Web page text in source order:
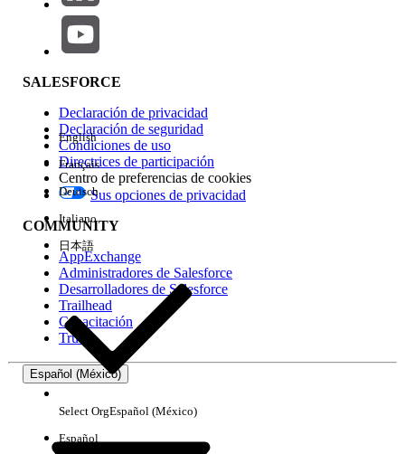
Repercusión de función
Edición
Experiencia
SALESFORCE
Declaración de privacidad
Declaración de seguridad
Condiciones de uso
Directrices de participación
Centro de preferencias de cookies
Sus opciones de privacidad
COMMUNITY
AppExchange
Administradores de Salesforce
Desarrolladores de Salesforce
Trailhead
Capacitación
Trust
Español (México)
English
Français
Deutsch
Italiano
日本語
Select OrgEspañol (México)
Español